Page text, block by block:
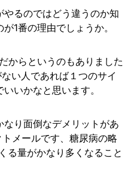
るのではどう違うのか知
1番の理由でしょうか。
からというのもありました
い人であれば１つのサイ
いかなと思います。
り面倒なデメリットがあ
メールです、糖尿病の略
る量がかなり多くなること